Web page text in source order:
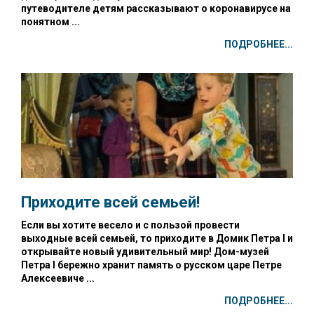
путеводителе детям рассказывают о коронавирусе на
понятном ...
ПОДРОБНЕЕ...
Приходите всей семьей!
Если вы хотите весело и с пользой провести
выходные всей семьей, то приходите в Домик Петра I и
открывайте новый удивительный мир! Дом-музей
Петра I бережно хранит память о русском царе Петре
Алексеевиче ...
ПОДРОБНЕЕ...